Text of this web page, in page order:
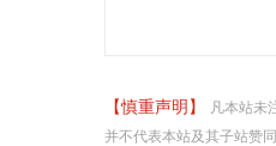
【慎重声明】
凡本站未
并不代表本站及其子站赞